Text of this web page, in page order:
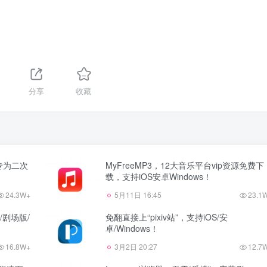
分享 收藏
二次
24.3W+
MyFreeMP3，12大音乐平台vip资源免费下
载，支持iOS安卓Windows！
5月11日 16:45
场版/
16.8W+
免翻直接上“pixiv站”，支持iOS/安
卓/Windows！
3月2日 20:27